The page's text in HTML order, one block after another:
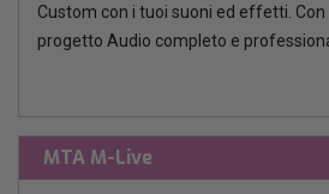
Custom con i tuoi suoni ed effetti.
progetto Audio completo e
MTA M-Live